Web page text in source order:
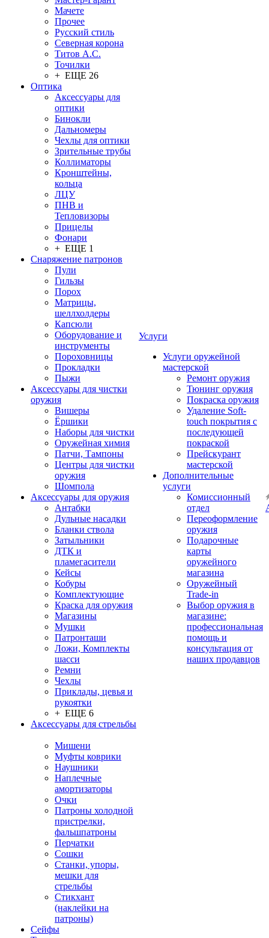
Мачете
Прочее
Русский стиль
Северная корона
Титов А.С.
Точилки
+ ЕЩЕ 26
Оптика
Аксессуары для
оптики
Бинокли
Дальномеры
Чехлы для оптики
Зрительные трубы
Коллиматоры
Кронштейны,
кольца
ЛЦУ
ПНВ и
Тепловизоры
Прицелы
Фонари
+ ЕЩЕ 1
Снаряжение патронов
Пули
Гильзы
Порох
Матрицы,
шеллхолдеры
Капсюли
Оборудование и
инструменты
Пороховницы
Прокладки
Пыжи
Аксессуары для чистки
оружия
Вишеры
Ёршики
Наборы для чистки
Оружейная химия
Патчи, Тампоны
Центры для чистки
оружия
Шомпола
Аксессуары для оружия
Антабки
Дульные насадки
Бланки ствола
Затыльники
ДТК и
пламегасители
Кейсы
Кобуры
Комплектующие
Краска для оружия
Магазины
Мушки
Патронташи
Ложи, Комплекты
шасси
Ремни
Чехлы
Приклады, цевья и
рукоятки
+ ЕЩЕ 6
Аксессуары для стрельбы
Мишени
Муфты коврики
Наушники
Наплечные
амортизаторы
Очки
Патроны холодной
пристрелки,
фальшпатроны
Перчатки
Сошки
Станки, упоры,
мешки для
стрельбы
Стикхант
(наклейки на
патроны)
Сейфы
Услуги
Услуги оружейной
мастерской
Ремонт оружия
Тюнинг оружия
Покраска оружия
Удаление Soft-
touch покрытия с
последующей
покраской
Прейскурант
мастерской
Дополнительные
услуги
Комиссионный
отдел
Переоформление
оружия
Подарочные
карты
оружейного
магазина
Оружейный
Trade-in
Выбор оружия в
магазине:
профессиональная
помощь и
консультация от
наших продавцов